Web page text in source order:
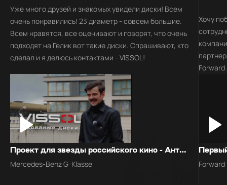
Уже много друзей и знакомых увидели диски! Всем
очень понравились! 23 диаметр - совсем большие.
Всем нравятся, все оценивают и говорят, что очень
подходят на Гелик вот такие диски. Спрашивают, кто
сделал и я делюсь контактами - VISSOL!
Проект для звезды российского кино - Антона Лапенко
Mercedes-Benz G-Klasse
Хочу
каких-
Vissol